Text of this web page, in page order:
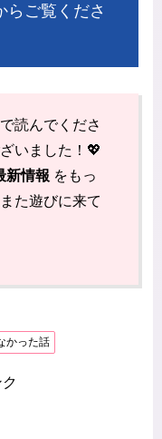
らご覧くださ
読んでくださ
いました！💖
新情報 をもっ
た遊びに来て
かった話